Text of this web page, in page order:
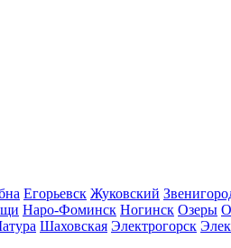
Егорьевск Жуковский
Наро-Фоминск Ногинск Озеры
Шаховская Электрогорск